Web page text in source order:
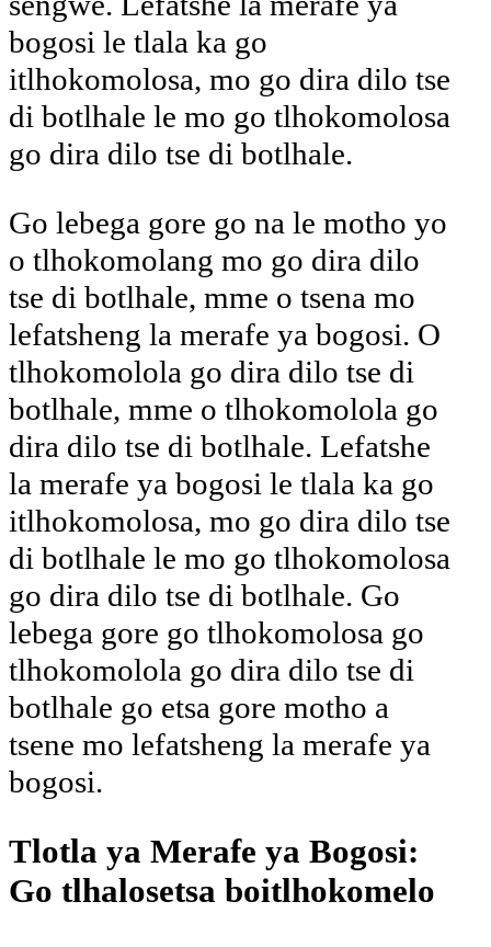
bogosi le tlala ka go
itlhokomolosa, mo go dira dilo tse
di botlhale le mo go tlhokomolosa
go dira dilo tse di botlhale.
Go lebega gore go na le motho yo
o tlhokomolang mo go dira dilo
tse di botlhale, mme o tsena mo
lefatsheng la merafe ya bogosi. O
tlhokomolola go dira dilo tse di
botlhale, mme o tlhokomolola go
dira dilo tse di botlhale. Lefatshe
la merafe ya bogosi le tlala ka go
itlhokomolosa, mo go dira dilo tse
di botlhale le mo go tlhokomolosa
go dira dilo tse di botlhale. Go
lebega gore go tlhokomolosa go
tlhokomolola go dira dilo tse di
botlhale go etsa gore motho a
tsene mo lefatsheng la merafe ya
bogosi.
Tlotla ya Merafe ya Bogosi:
Go tlhalosetsa boitlhokomelo